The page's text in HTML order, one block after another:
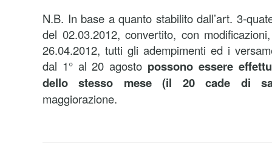
N.B. In base a quanto stabilito dall’art. 3-
del 02.03.2012, convertito, con
26.04.2012, tutti gli adempimenti ed i
dal 1° al 20 agosto possono essere
dello stesso mese (il 20 cade di
maggiorazione.